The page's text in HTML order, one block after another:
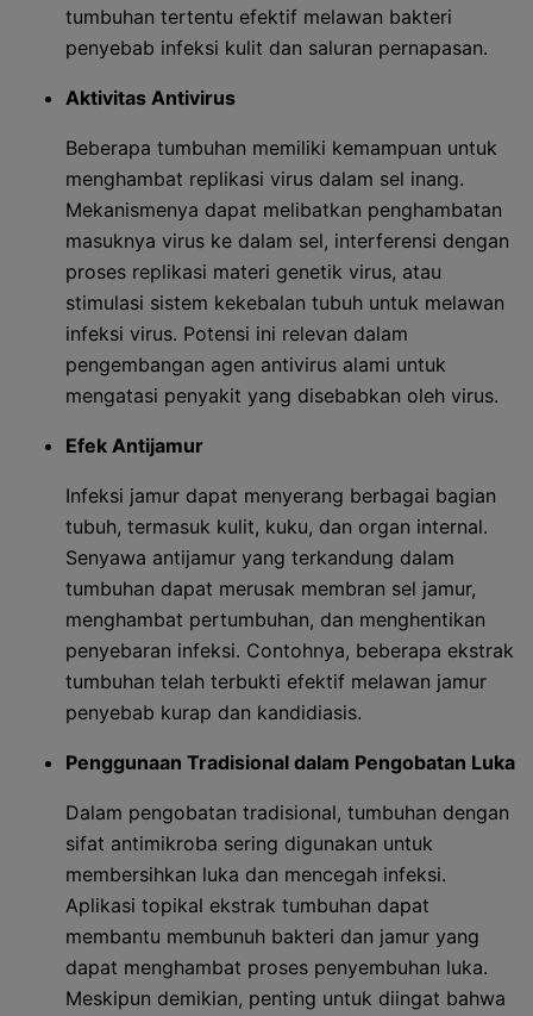
tumbuhan tertentu efektif melawan bakteri
penyebab infeksi kulit dan saluran pernapasan.
Aktivitas Antivirus
Beberapa tumbuhan memiliki kemampuan untuk
menghambat replikasi virus dalam sel inang.
Mekanismenya dapat melibatkan penghambatan
masuknya virus ke dalam sel, interferensi dengan
proses replikasi materi genetik virus, atau
stimulasi sistem kekebalan tubuh untuk melawan
infeksi virus. Potensi ini relevan dalam
pengembangan agen antivirus alami untuk
mengatasi penyakit yang disebabkan oleh virus.
Efek Antijamur
Infeksi jamur dapat menyerang berbagai bagian
tubuh, termasuk kulit, kuku, dan organ internal.
Senyawa antijamur yang terkandung dalam
tumbuhan dapat merusak membran sel jamur,
menghambat pertumbuhan, dan menghentikan
penyebaran infeksi. Contohnya, beberapa ekstrak
tumbuhan telah terbukti efektif melawan jamur
penyebab kurap dan kandidiasis.
Penggunaan Tradisional dalam Pengobatan Luka
Dalam pengobatan tradisional, tumbuhan dengan
sifat antimikroba sering digunakan untuk
membersihkan luka dan mencegah infeksi.
Aplikasi topikal ekstrak tumbuhan dapat
membantu membunuh bakteri dan jamur yang
dapat menghambat proses penyembuhan luka.
Meskipun demikian, penting untuk diingat bahwa